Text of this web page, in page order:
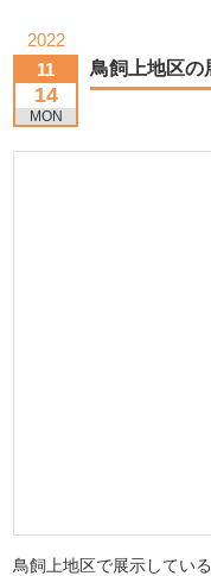
2022
11
14
MON
鳥飼上地区の
鳥飼上地区で展示してい